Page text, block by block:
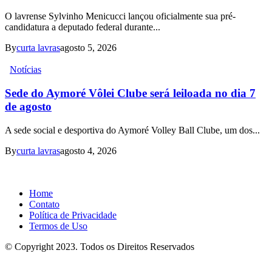
O lavrense Sylvinho Menicucci lançou oficialmente sua pré-
candidatura a deputado federal durante...
Bycurta lavrasagosto 5, 2026
Notícias
Sede do Aymoré Vôlei Clube será leiloada no dia 7
de agosto
A sede social e desportiva do Aymoré Volley Ball Clube, um dos...
Bycurta lavrasagosto 4, 2026
Home
Contato
Política de Privacidade
Termos de Uso
© Copyright 2023. Todos os Direitos Reservados